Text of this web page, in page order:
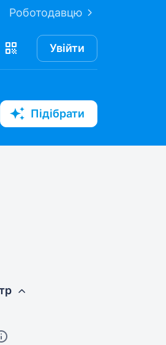
Роботодавцю
Увійти
Підібрати